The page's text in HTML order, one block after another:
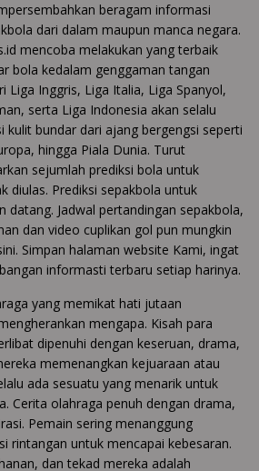
beragam informasi
dari dalam maupun manca negara.
mencoba melakukan yang terbaik
bola kedalam genggaman tangan
Liga Inggris, Liga Italia, Liga Spanyol,
serta Liga Indonesia akan selalu
kulit bundar dari ajang bergengsi seperti
hingga Piala Dunia. Turut
sejumlah prediksi bola untuk
diulas. Prediksi sepakbola untuk
datang. Jadwal pertandingan sepakbola,
dan video cuplikan gol pun mungkin
Simpan halaman website Kami, ingat
informasti terbaru setiap harinya.
yang memikat hati jutaan
mengapa. Kisah para
dipenuhi dengan keseruan, drama,
memenangkan kejuaraan atau
ada sesuatu yang menarik untuk
Cerita olahraga penuh dengan drama,
Pemain sering menanggung
rintangan untuk mencapai kebesaran.
dan tekad mereka adalah